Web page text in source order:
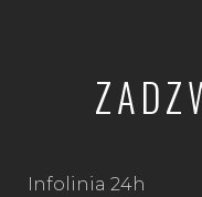
Infolinia 24h